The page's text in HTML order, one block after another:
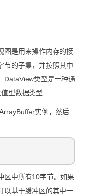
是用来操作内存的接
节的子集，并按照其中
DataView类型是一种通
型数据类型
实例，然后
中所有10字节。如果
以基于缓冲区的其中一